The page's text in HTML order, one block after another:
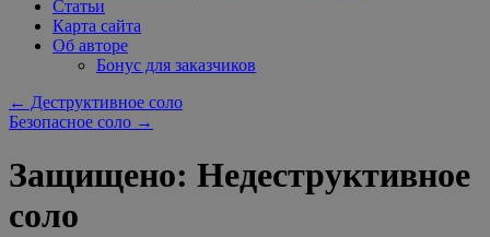
Статьи
Карта сайта
Об авторе
Бонус для заказчиков
← Деструктивное соло
Безопасное соло →
Защищено: Недеструктивное
соло